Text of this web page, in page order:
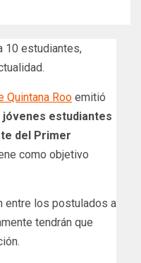
10 estudiantes,
Quintana Roo emitió
jóvenes estudiantes
del Primer
como objetivo
entre los postulados a
tendrán que